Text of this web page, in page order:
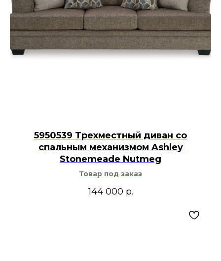
5950539 Трехместный диван со
спальным механизмом Ashley
Stonemeade Nutmeg
Товар под заказ
144 000 р.